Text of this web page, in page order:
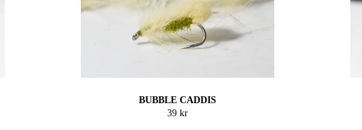
BUBBLE CADDIS
39 kr